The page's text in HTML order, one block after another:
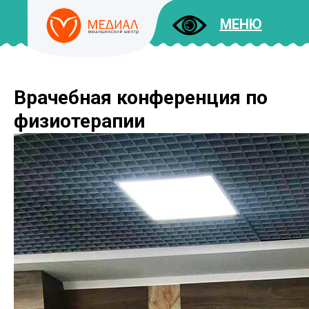
МЕНЮ
ДОКУМЕНТЫ
Врачебная конференция по
физиотерапии